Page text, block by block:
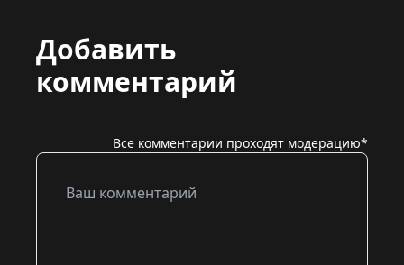
Добавить
комментарий
Все комментарии проходят модерацию*